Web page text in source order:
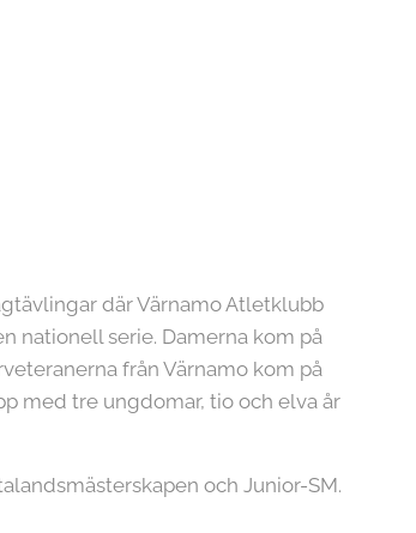
där Värnamo Atletklubb
nationell serie. Damerna kom på
från Värnamo kom på
med tre ungdomar, tio och elva år
och Junior-SM.